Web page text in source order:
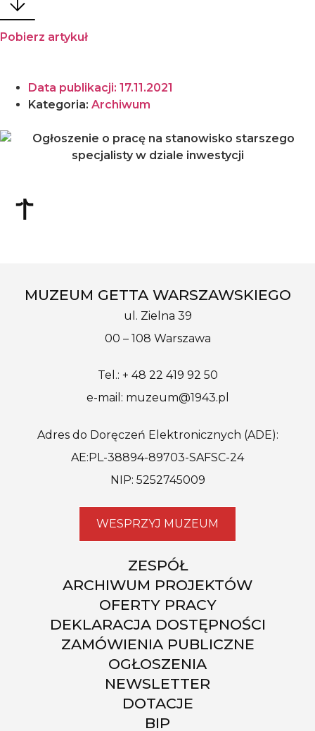
Pobierz artykuł
Data publikacji: 17.11.2021
Kategoria: Archiwum
MUZEUM GETTA WARSZAWSKIEGO
ul. Zielna 39
00 – 108 Warszawa
Tel.: + 48 22 419 92 50
e-mail: muzeum@1943.pl
Adres do Doręczeń Elektronicznych (ADE):
AE:PL-38894-89703-SAFSC-24
NIP: 5252745009
WESPRZYJ MUZEUM
ZESPÓŁ
ARCHIWUM PROJEKTÓW
OFERTY PRACY
DEKLARACJA DOSTĘPNOŚCI
ZAMÓWIENIA PUBLICZNE
OGŁOSZENIA
NEWSLETTER
DOTACJE
BIP